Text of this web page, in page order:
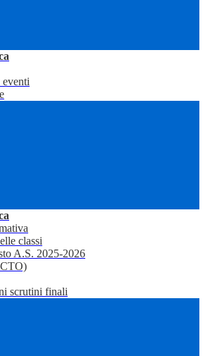
classi
A.S. 2025-2026
scrutini finali